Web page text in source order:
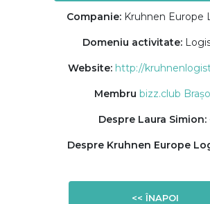
Companie:Kruhnen Europe
Domeniu activitate:
Website: http://
Membru bizz.club
Despre Laura Simion:
Despre Kruhnen Europe
<< ÎNAPOI